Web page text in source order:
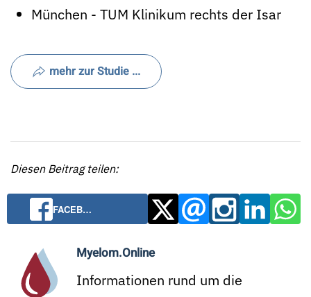
München - TUM Klinikum rechts der Isar
mehr zur Studie ...
Diesen Beitrag teilen:
FACEB…
Myelom.Online
Informationen rund um die